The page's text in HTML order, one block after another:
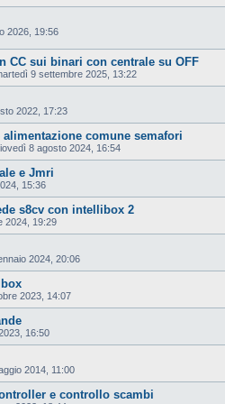
2026, 19:56
CC sui binari con centrale su OFF
9 settembre 2025, 13:22
2022, 17:23
alimentazione comune semafori
8 agosto 2024, 16:54
e Jmri
15:36
s8cv con intellibox 2
2024, 19:29
2024, 20:06
2023, 14:07
16:50
2014, 11:00
e controllo scambi